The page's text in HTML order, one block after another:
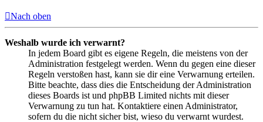
Nach oben
Weshalb wurde ich verwarnt?
In jedem Board gibt es eigene Regeln, die meistens von der
Administration festgelegt werden. Wenn du gegen eine dieser
Regeln verstoßen hast, kann sie dir eine Verwarnung erteilen.
Bitte beachte, dass dies die Entscheidung der Administration
dieses Boards ist und phpBB Limited nichts mit dieser
Verwarnung zu tun hat. Kontaktiere einen Administrator,
sofern du die nicht sicher bist, wieso du verwarnt wurdest.